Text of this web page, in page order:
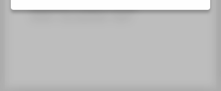
Artikel › Journalartikel › 2024
STUDIENINTERESSIERTE